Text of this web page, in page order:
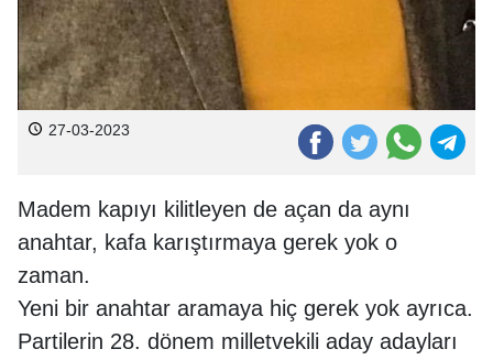
27-03-2023
Madem kapıyı kilitleyen de açan da aynı
anahtar, kafa karıştırmaya gerek yok o
zaman.
Yeni bir anahtar aramaya hiç gerek yok ayrıca.
Partilerin 28. dönem milletvekili aday adayları